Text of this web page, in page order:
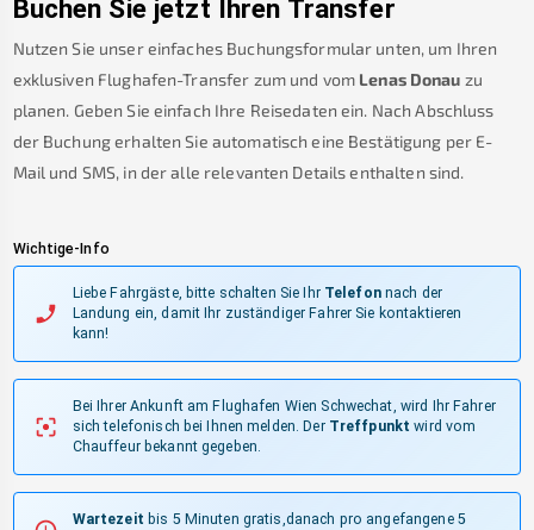
Buchen Sie jetzt Ihren Transfer
Nutzen Sie unser einfaches Buchungsformular unten, um Ihren
exklusiven Flughafen-Transfer zum und vom Lenas Donau zu
planen. Geben Sie einfach Ihre Reisedaten ein. Nach Abschluss
der Buchung erhalten Sie automatisch eine Bestätigung per E-
Mail und SMS, in der alle relevanten Details enthalten sind.
Wichtige-Info
Liebe Fahrgäste, bitte schalten Sie Ihr Telefonnach der
Landung ein, damit Ihr zuständiger Fahrer Sie kontaktieren
kann!
Bei Ihrer Ankunft am Flughafen Wien Schwechat, wird Ihr Fahrer
sich telefonisch bei Ihnen melden. Der Treffpunkt wird vom
Chauffeur bekannt gegeben.
Wartezeit bis 5 Minuten gratis,danach pro angefangene 5